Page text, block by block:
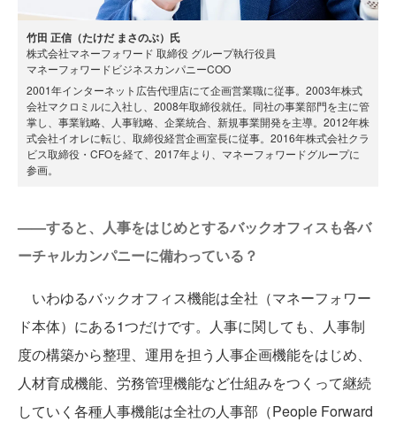
竹田 正信（たけだ まさのぶ）氏
株式会社マネーフォワード 取締役 グループ執行役員
マネーフォワードビジネスカンパニーCOO
2001年インターネット広告代理店にて企画営業職に従事。2003年株式
会社マクロミルに入社し、2008年取締役就任。同社の事業部門を主に管
掌し、事業戦略、人事戦略、企業統合、新規事業開発を主導。2012年株
式会社イオレに転じ、取締役経営企画室長に従事。2016年株式会社クラ
ビス取締役・CFOを経て、2017年より、マネーフォワードグループに
参画。
——すると、人事をはじめとするバックオフィスも各バ
ーチャルカンパニーに備わっている？
いわゆるバックオフィス機能は全社（マネーフォワー
ド本体）にある1つだけです。人事に関しても、人事制
度の構築から整理、運用を担う人事企画機能をはじめ、
人材育成機能、労務管理機能など仕組みをつくって継続
していく各種人事機能は全社の人事部（People Forward